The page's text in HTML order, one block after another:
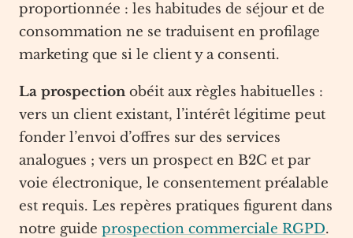
proportionnée : les habitudes de séjour et de
consommation ne se traduisent en profilage
marketing que si le client y a consenti.
La prospection obéit aux règles habituelles :
vers un client existant, l’intérêt légitime peut
fonder l’envoi d’offres sur des services
analogues ; vers un prospect en B2C et par
voie électronique, le consentement préalable
est requis. Les repères pratiques figurent dans
notre guide prospection commerciale RGPD.